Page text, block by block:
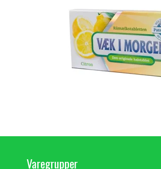
Varegrupper